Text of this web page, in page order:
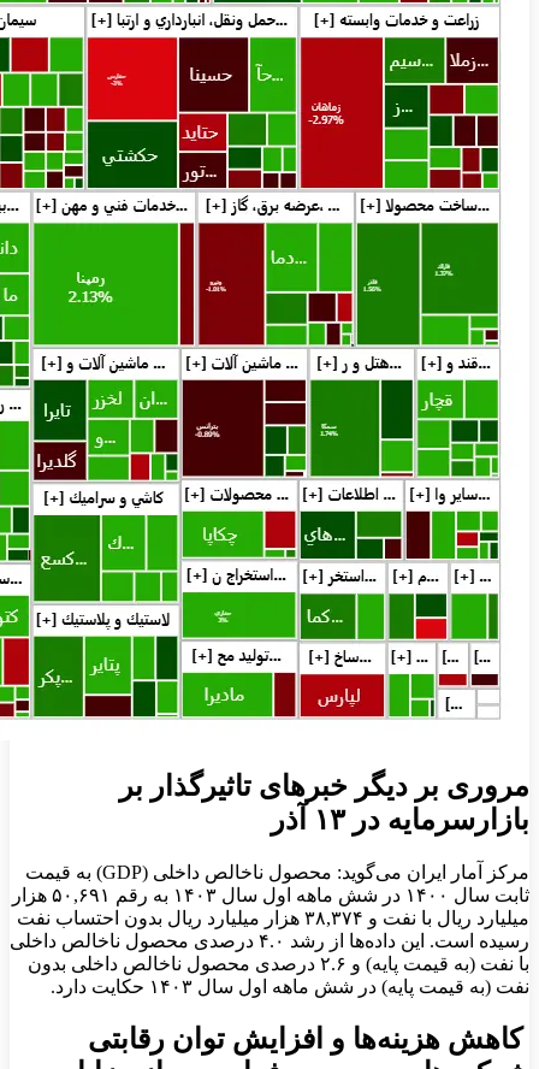
مروری بر دیگر خبرهای تاثیرگذار بر
بازارسرمایه در ۱۳ آذر
مرکز آمار ایران می‌گوید: محصول ناخالص داخلی (GDP) به قیمت
ثابت سال ۱۴۰۰ در شش ماهه اول سال ۱۴۰۳ به رقم ۵۰,۶۹۱ هزار
میلیارد ریال با نفت و ۳۸,۳۷۴ هزار میلیارد ریال بدون احتساب نفت
رسیده است. این داده‌ها از رشد ۴.۰ درصدی محصول ناخالص داخلی
با نفت (به قیمت پایه) و ۲.۶ درصدی محصول ناخالص داخلی بدون
نفت (به قیمت پایه) در شش ماهه اول سال ۱۴۰۳ حکایت دارد.
کاهش هزینه‌ها و افزایش توان رقابتی